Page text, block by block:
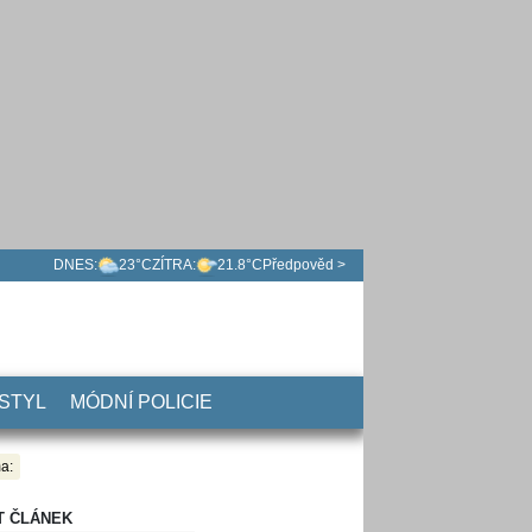
DNES: 23°CZÍTRA: 21.8°C Předpověd >
MÓDNÍ POLICIE
ČLÁNEK